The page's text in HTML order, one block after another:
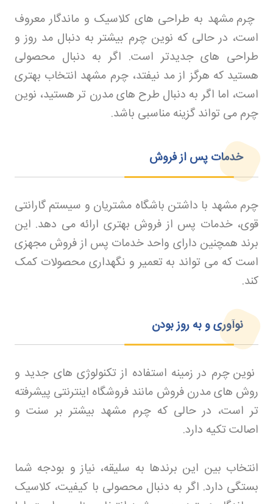
چرم مشهد به طراحی های کلاسیک و ماندگار معروف
است، در حالی که نوین چرم بیشتر به دنبال مد روز و
طراحی های جدیدتر است. اگر به دنبال محصولی
هستید که هرگز از مد نیفتد، چرم مشهد انتخاب بهتری
است، اما اگر به دنبال طرح های مدرن تر هستید، نوین
چرم می تواند گزینه مناسبی باشد.
خدمات پس از فروش
چرم مشهد با داشتن باشگاه مشتریان و سیستم گارانتی
قوی، خدمات پس از فروش بهتری ارائه می دهد. این
برند همچنین دارای واحد خدمات پس از فروش مجهزی
است که می تواند به تعمیر و نگهداری محصولات کمک
کند.
نوآوری و به روز بودن
نوین چرم در زمینه استفاده از تکنولوژی های جدید و
روش های مدرن فروش مانند فروشگاه اینترنتی پیشرفته
تر است، در حالی که چرم مشهد بیشتر بر سنت و
اصالت تکیه دارد.
انتخاب بین این برندها به سلیقه، نیاز و بودجه شما
بستگی دارد. اگر به دنبال محصولی با کیفیت، کلاسیک